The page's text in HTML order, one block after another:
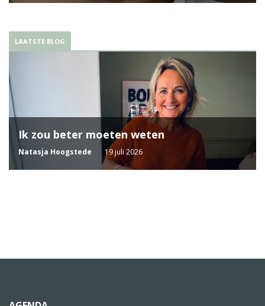
LAATSTE BLOG
Ik zou beter moeten weten
Natasja Hoogstede 19 juli 2026